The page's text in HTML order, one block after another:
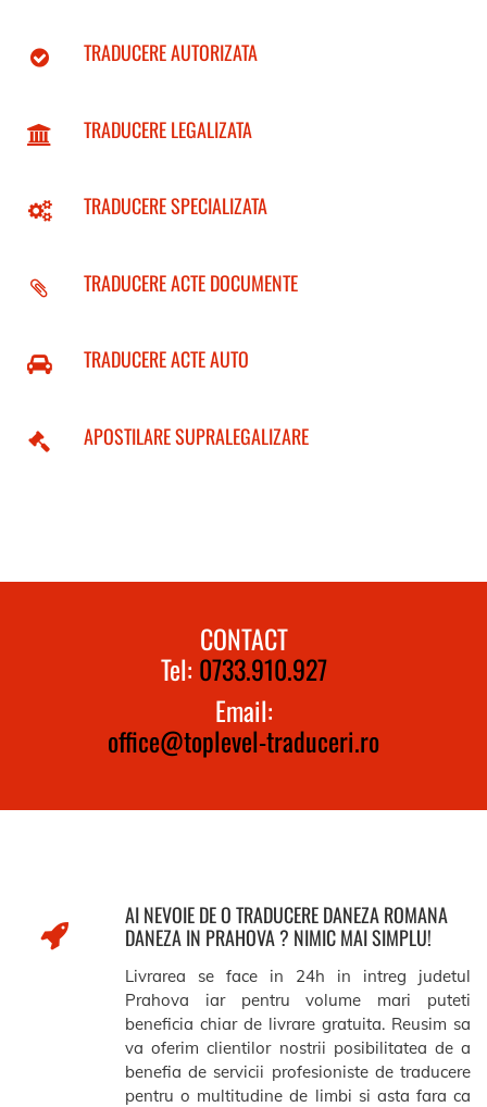
TRADUCERE AUTORIZATA
TRADUCERE LEGALIZATA
TRADUCERE SPECIALIZATA
TRADUCERE ACTE DOCUMENTE
TRADUCERE ACTE AUTO
APOSTILARE SUPRALEGALIZARE
CONTACT
Tel: 0733.910.927
Email:
office@toplevel-traduceri.ro
AI NEVOIE DE O TRADUCERE DANEZA ROMANA
DANEZA IN PRAHOVA ? NIMIC MAI SIMPLU!
Livrarea se face in 24h in intreg judetul
Prahova iar pentru volume mari puteti
beneficia chiar de livrare gratuita. Reusim sa
va oferim clientilor nostrii posibilitatea de a
benefia de servicii profesioniste de traducere
pentru o multitudine de limbi si asta fara ca